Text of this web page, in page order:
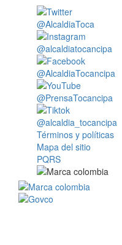
@AlcaldiaToca
@alcaldiatocancipa
@AlcaldiaTocancipa
@PrensaTocancipa
@alcaldia_tocancipa
Términos y políticas
Mapa del sitio
PQRS